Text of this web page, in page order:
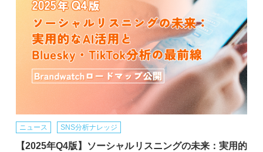
ニュース SNS分析ナレッジ
【2025年Q4版】ソーシャルリスニングの未来：実用的